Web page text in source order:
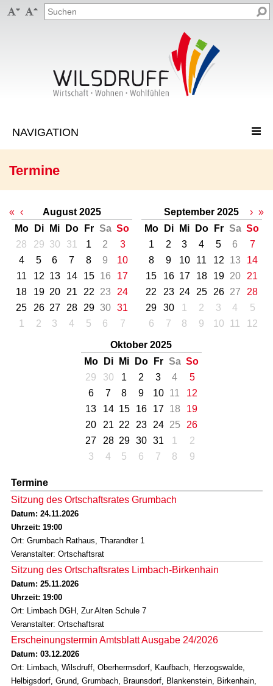
 
Termine
« ‹
August 2025
Mo
Di Mi Do Fr Sa So
28
29 30 31 1 2
3
4
5 6 7 8 9
10
11
12 13 14 15 16
17
18
19 20 21 22 23
24
25
26 27 28 29 30
31
1
2 3 4 5 6 7
September 2025
Mo
Di Mi Do Fr Sa So
1
2 3 4 5 6
7
8
9 10 11 12 13
14
15
16 17 18 19 20
21
22
23 24 25 26 27
28
29
30 1 2 3 4
5
6
7 8 9 10 11 12
Oktober 2025
Mo
Di Mi Do Fr Sa So
29
30 1 2 3 4
5
6
7 8 9 10 11
12
13
14 15 16 17 18
19
20
21 22 23 24 25
26
27
28 29 30 31 1
2
3
4 5 6 7 8 9
› »
Termine
Sitzung des Ortschaftsrates Grumbach
Datum: 24.11.2026
Uhrzeit: 19:00
Ort: Grumbach Rathaus, Tharandter 1
Veranstalter: Ortschaftsrat
Sitzung des Ortschaftsrates Limbach-Birkenhain
Datum: 25.11.2026
Uhrzeit: 19:00
Ort: Limbach DGH, Zur Alten Schule 7
Veranstalter: Ortschaftsrat
Erscheinungstermin Amtsblatt Ausgabe 24/2026
Datum: 03.12.2026
Ort: Limbach, Wilsdruff, Oberhermsdorf, Kaufbach, Herzogswalde,
Helbigsdorf, Grund, Grumbach, Braunsdorf, Blankenstein, Birkenhain,